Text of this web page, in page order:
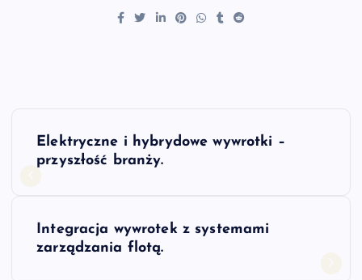
NElektryczne i hybrydowe wywrotki –
przyszłość branży.
Integracja wywrotek z systemami
zarządzania flotą.